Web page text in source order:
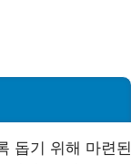
돕기 위해 마련된